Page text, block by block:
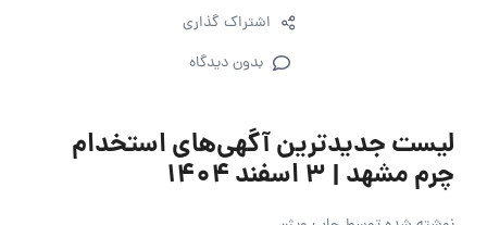
اشتراک گذاری
بدون دیدگاه
لیست جدیدترین آگهی‌های استخدام
چرم مشهد | ۳ اسفند ۱۴۰۴